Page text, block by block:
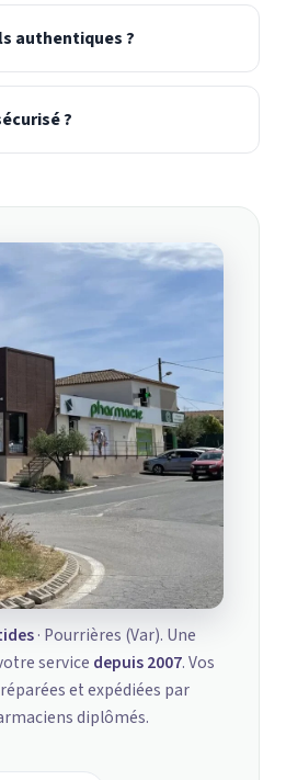
authentiques ?
?
· Pourrières (Var). Une
service depuis 2007. Vos
et expédiées par
diplômés.